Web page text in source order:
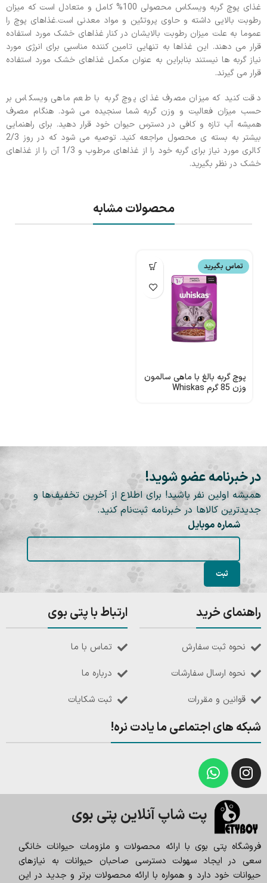
غذای پوچ گربه ویسکاس محصولی 100% کامل و متعادل است که میزان
رطوبت بالایی داشته و حاوی پروتئین و مواد معدنی است.غذاهای پوچ را
عموما به علت میزان رطوبت بالایشان در کنار غذاهای خشک مورد استفاده
قرار می دهند. این غذاها به تنهایی تامین کننده مناسبی برای انرژی مورد
نیاز گربه ها نیستند بنابراین به عنوان مکمل غذاهای خشک مورد استفاده
قرار می گیرند.
دقت کنید که میزان مصرف غذای پوچ گربه با طعم ماهی ویسکاس بر
حسب میزان فعالیت و وزن گربه شما سنجیده می شود. هنگام مصرف
همیشه آب تازه و کافی در دسترس حیوان خود قرار دهید. برای راهنمایی
بیشتر به بسته ی محصول مراجعه کنید. توصیه می شود که در روز 2/3
کالری مورد نیاز برای گربه خود را از غذاهای مرطوب و 1/3 آن را از غذاهای
خشک در نظر بگیرید.
محصولات مشابه
تماس بگیرید
پوچ گربه بالغ با ماهی سالمون
وزن 85 گرم Whiskas
در خبرنامه عضو شوید!
همیشه اولین نفر باشید! برای اطلاع از آخرین تخفیف‌ها و
جدیدترین کالاها در خبرنامه ثبت‌نام کنید.
شماره موبایل
راهنمای خرید
نحوه ثبت سفارش
نحوه ارسال سفارشات
قوانین و مقررات
ارتباط با پتی بوی
تماس با ما
درباره ما
ثبت شکایات
شبکه های اجتماعی ما یادت نره!
پت شاپ آنلاین پتی بوی
فروشگاه پتی بوی با ارائه محصولات و ملزومات حیوانات خانگی
سعی در ایجاد سهولت دسترسی صاحبان حیوانات به نیازهای
حیوانات خود دارد و همواره با ارائه محصولات برتر و جدید در این